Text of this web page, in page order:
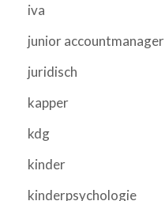
iva
junior accountmanager
juridisch
kapper
kdg
kinder
kinderpsychologie